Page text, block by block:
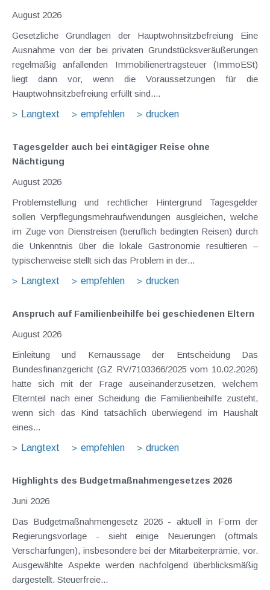
August 2026
Gesetzliche Grundlagen der Hauptwohnsitzbefreiung Eine
Ausnahme von der bei privaten Grundstücksveräußerungen
regelmäßig anfallenden Immobilienertragsteuer (ImmoESt)
liegt dann vor, wenn die Voraussetzungen für die
Hauptwohnsitzbefreiung erfüllt sind....
Langtext
empfehlen drucken
Tagesgelder auch bei eintägiger Reise ohne
Nächtigung
August 2026
Problemstellung und rechtlicher Hintergrund Tagesgelder
sollen Verpflegungsmehraufwendungen ausgleichen, welche
im Zuge von Dienstreisen (beruflich bedingten Reisen) durch
die Unkenntnis über die lokale Gastronomie resultieren –
typischerweise stellt sich das Problem in der...
Langtext
empfehlen drucken
Anspruch auf Familienbeihilfe bei geschiedenen Eltern
August 2026
Einleitung und Kernaussage der Entscheidung Das
Bundesfinanzgericht (GZ RV/7103366/2025 vom 10.02.2026)
hatte sich mit der Frage auseinanderzusetzen, welchem
Elternteil nach einer Scheidung die Familienbeihilfe zusteht,
wenn sich das Kind tatsächlich überwiegend im Haushalt
eines...
Langtext
empfehlen drucken
Highlights des Budgetmaßnahmen​­gesetzes 2026
Juni 2026
Das Budgetmaßnahmengesetz 2026 - aktuell in Form der
Regierungsvorlage - sieht einige Neuerungen (oftmals
Verschärfungen), insbesondere bei der Mitarbeiterprämie, vor.
Ausgewählte Aspekte werden nachfolgend überblicksmäßig
dargestellt. Steuerfreie...